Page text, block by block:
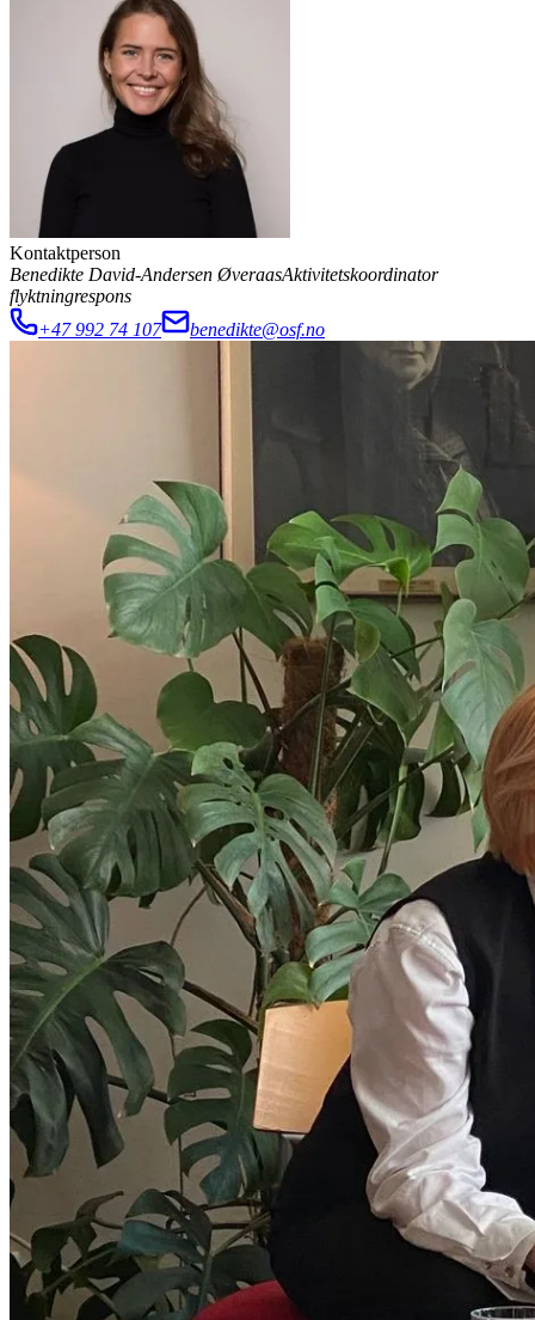
Kontaktperson
Benedikte David-Andersen ØveraasAktivitetskoordinator
flyktningrespons
+47 992 74 107
benedikte@osf.no